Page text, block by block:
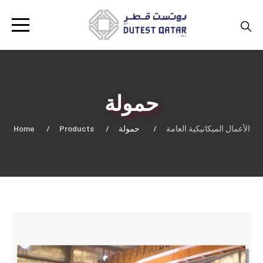
حمولة
Home Products الأعمال الميكانيكية العامة حمولة